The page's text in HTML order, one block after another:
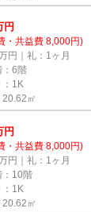
円
・共益費 8,000円)
円｜礼：1ヶ月
：6階
：1K
㎡
円
・共益費 8,000円)
円｜礼：1ヶ月
：10階
：1K
㎡